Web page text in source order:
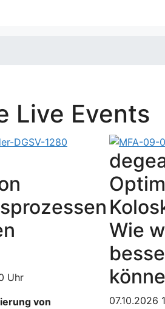
Live Events
Uhr
von
Wie
07.10.2026